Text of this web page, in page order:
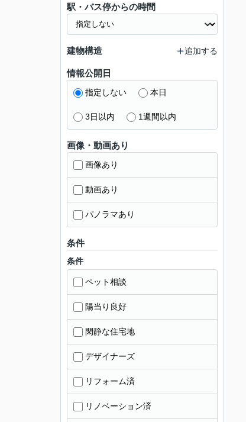
駅・バス停からの時間
建物構造 追加する
情報公開日
指定しない 本日
3日以内 1週間以内
画像・動画あり
画像あり
動画あり
パノラマあり
条件
条件
ペット相談
陽当り良好
閑静な住宅地
デザイナーズ
リフォーム済
リノベーション済